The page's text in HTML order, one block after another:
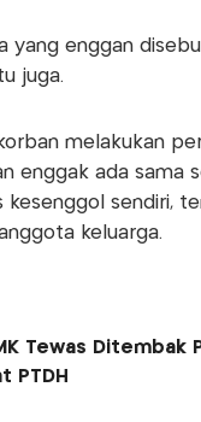
yang enggan
juga.
melakukan
enggak ada sama
kesenggol sendiri,
keluarga.
Tewas
PTDH